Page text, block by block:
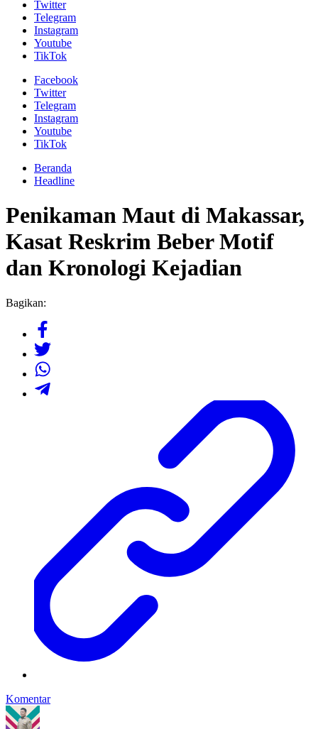
Twitter
Telegram
Instagram
Youtube
TikTok
Facebook
Twitter
Telegram
Instagram
Youtube
TikTok
Beranda
Headline
Penikaman Maut di Makassar,
Kasat Reskrim Beber Motif
dan Kronologi Kejadian
Bagikan:
Komentar